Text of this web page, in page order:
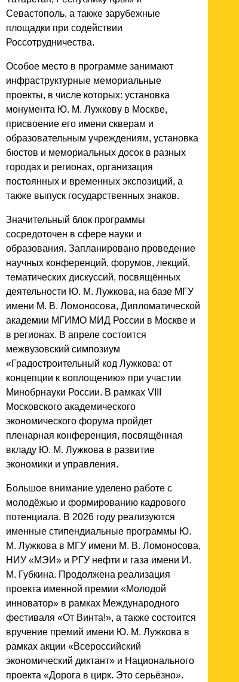
Севастополь, а также зарубежные
площадки при содействии
Россотрудничества.
Особое место в программе занимают
инфраструктурные мемориальные
проекты, в числе которых: установка
монумента Ю. М. Лужкову в Москве,
присвоение его имени скверам и
образовательным учреждениям, установка
бюстов и мемориальных досок в разных
городах и регионах, организация
постоянных и временных экспозиций, а
также выпуск государственных знаков.
Значительный блок программы
сосредоточен в сфере науки и
образования. Запланировано проведение
научных конференций, форумов, лекций,
тематических дискуссий, посвящённых
деятельности Ю. М. Лужкова, на базе МГУ
имени М. В. Ломоносова, Дипломатической
академии МГИМО МИД России в Москве и
в регионах. В апреле состоится
межвузовский симпозиум
«Градостроительный код Лужкова: от
концепции к воплощению» при участии
Минобрнауки России. В рамках VIII
Московского академического
экономического форума пройдет
пленарная конференция, посвящённая
вкладу Ю. М. Лужкова в развитие
экономики и управления.
Большое внимание уделено работе с
молодёжью и формированию кадрового
потенциала. В 2026 году реализуются
именные стипендиальные программы Ю.
М. Лужкова в МГУ имени М. В. Ломоносова,
НИУ «МЭИ» и РГУ нефти и газа имени И.
М. Губкина. Продолжена реализация
проекта именной премии «Молодой
инноватор» в рамках Международного
фестиваля «От Винта!», а также состоится
вручение премий имени Ю. М. Лужкова в
рамках акции «Всероссийский
экономический диктант» и Национального
проекта «Дорога в цирк. Это серьёзно».